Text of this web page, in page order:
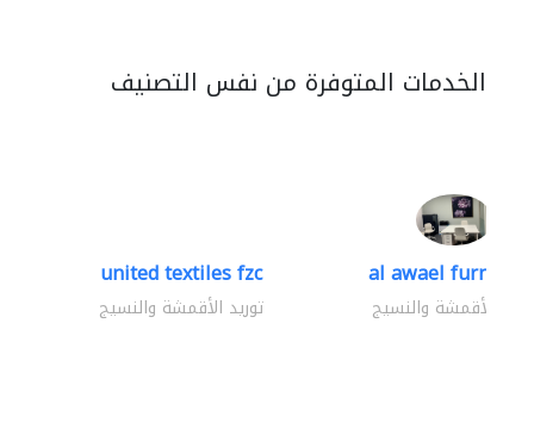
الخدمات المتوفرة من نفس التصنيف
united textiles fzc
توريد الأقمشة والنسيج
al awael
الأقمشة والنسيج